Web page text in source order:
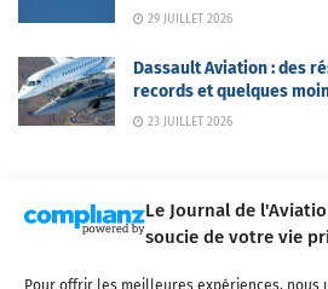
Le Journal de
soucie de votre vie
Pour offrir les meilleures expériences, nous
29 JUILLET 2026
Dassault Aviation : des
records et quelques
23 JUILLET 2026